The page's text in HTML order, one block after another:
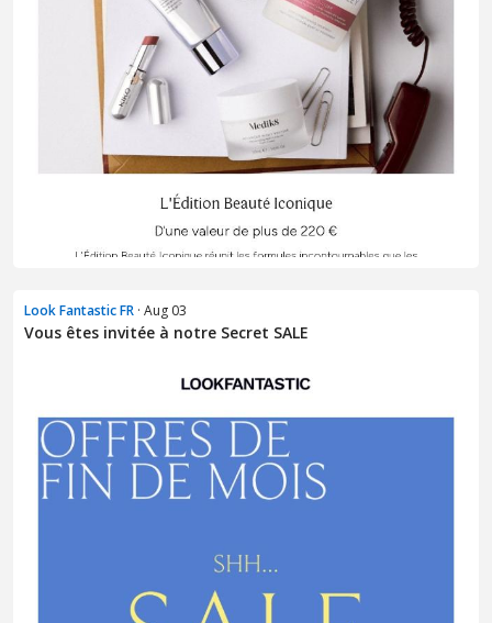
Look Fantastic FR · Aug 03
Vous êtes invitée à notre Secret SALE